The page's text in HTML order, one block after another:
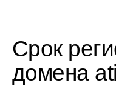
Срок
домена